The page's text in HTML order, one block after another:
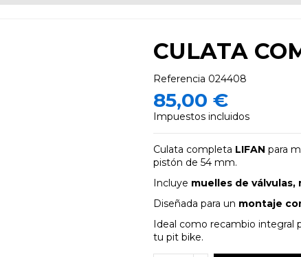
CULATA
Referencia 024408
85,00 €
Impuestos incluidos
Culata completa LIFAN para
pistón de 54 mm.
Incluye muelles de
Diseñada para un montaje
Ideal como recambio integral
tu pit bike.